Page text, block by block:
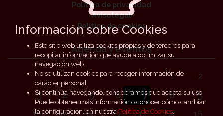
Política de privacidad
Aviso legal
Política de cookies
Agenda y eventos
1
2
3
4 5 6 7 8
9
Información sobre Cookies
Este sitio web utiliza cookies propias y de terceros para
recopilar información que ayude a optimizar su
navegación web.
No se utilizan cookies para recoger información de
carácter personal.
Si continúa navegando, consideramos que acepta su uso.
Puede obtener más información o conocer cómo cambiar
la configuración, en nuestraPolítica de Cookies.